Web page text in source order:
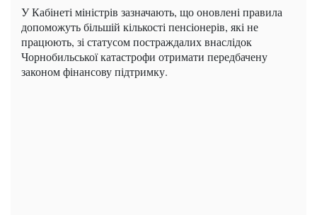
У Кабінеті міністрів зазначають, що оновлені правила
допоможуть більшій кількості пенсіонерів, які не
працюють, зі статусом постраждалих внаслідок
Чорнобильської катастрофи отримати передбачену
законом фінансову підтримку.